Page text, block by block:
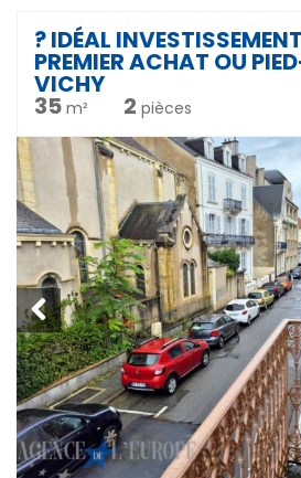
? IDÉAL
PREMIER ACHAT OU
VICHY
35 m² 2 pièces